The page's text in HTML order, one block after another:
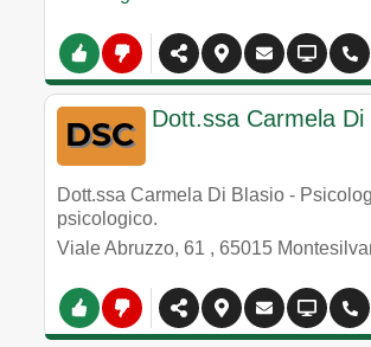
Dott.ssa Carmela Di
Dott.ssa Carmela Di Blasio -
psicologico.
Viale Abruzzo, 61 , 65015